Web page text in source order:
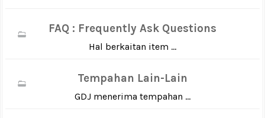
FAQ : Frequently Ask Questions
Hal berkaitan item ...
Tempahan Lain-Lain
GDJ menerima tempahan ...